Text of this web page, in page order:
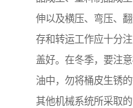
伸以及横压、弯压、
存和转运工作应十分
盖好。在冬季，要注
油中，勿将桶皮生锈
其他机械系统所采取